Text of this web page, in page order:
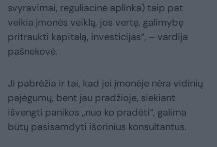
svyravimai, reguliacinė aplinka) taip pat
veikia įmonės veiklą, jos vertę, galimybę
pritraukti kapitalą, investicijas“, – vardija
pašnekovė.
Ji pabrėžia ir tai, kad jei įmonėje nėra vidinių
pajėgumų, bent jau pradžioje, siekiant
išvengti panikos „nuo ko pradėti“, galima
būtų pasisamdyti išorinius konsultantus.